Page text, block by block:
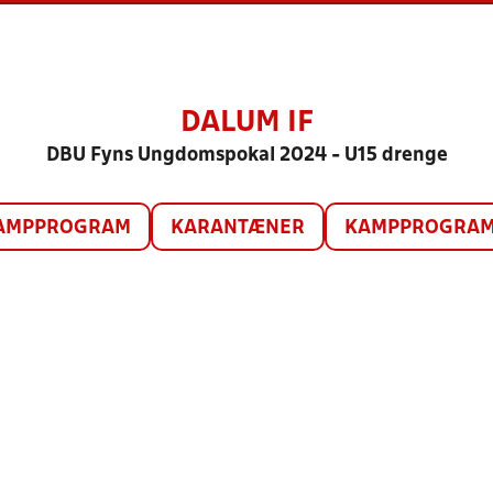
DALUM IF
DBU Fyns Ungdomspokal 2024 - U15 drenge
KARANTÆNER